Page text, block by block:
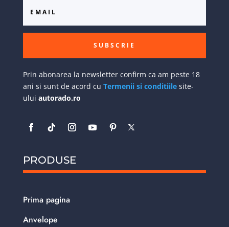
SUBSCRIE
Prin abonarea la newsletter confirm ca am peste 18
ani si sunt de acord cu Termenii si conditiilesite-
ului autorado.ro
PRODUSE
Prima pagina
Anvelope